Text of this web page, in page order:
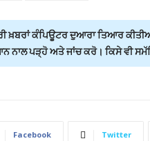
ਖ਼ਬਰਾਂ ਕੰਪਿਊਟਰ ਦੁਆਰਾ ਤਿਆਰ
ਪੜ੍ਹੋ ਅਤੇ ਜਾਂਚ ਕਰੋ। ਕਿਸੇ ਵੀ
Facebook Twitter